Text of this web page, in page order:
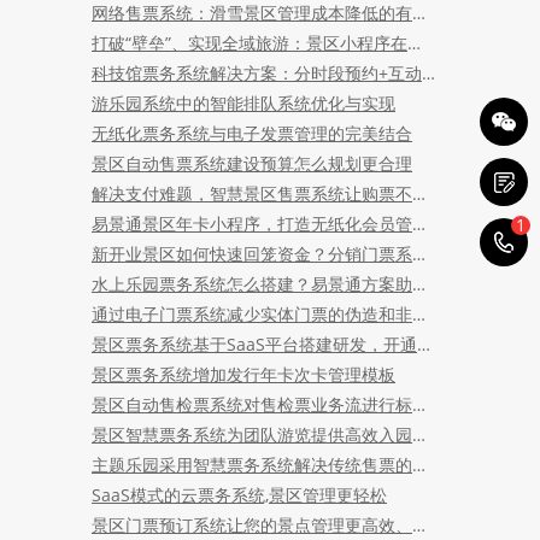
​网络售票系统：滑雪景区管理成本降低的有效手段
打破“壁垒”、实现全域旅游：景区小程序在涉旅企业中的价值
科技馆票务系统解决方案：分时段预约+互动展项票务管理
游乐园系统中的智能排队系统优化与实现
无纸化票务系统与电子发票管理的完美结合
景区自动售票系统建设预算怎么规划更合理
解决支付难题，智慧景区售票系统让购票不再麻烦
易景通景区年卡小程序，打造无纸化会员管理新体验
新开业景区如何快速回笼资金？分销门票系统助力旅游人气爆棚
水上乐园票务系统怎么搭建？易景通方案助力优化高峰排队
通过电子门票系统减少实体门票的伪造和非法交易
景区票务系统基于SaaS平台搭建研发，开通账号即可快速使用
景区票务系统增加发行年卡次卡管理模板
景区自动售检票系统对售检票业务流进行标准化规范
景区智慧票务系统为团队游览提供高效入园体验——"一票全员通过"模式
主题乐园采用智慧票务系统解决传统售票的四大问题
SaaS模式的云票务系统,景区管理更轻松
景区门票预订系统让您的景点管理更高效、游客体验更优质
1